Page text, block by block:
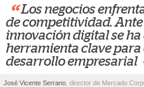
“ Los negocios
de competitividad. Ante
innovación digital se
herramienta clave
desarrollo empresarial
José Vicente Serrano , director de Mercado